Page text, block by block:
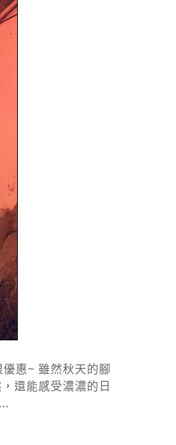
惠~ 雖然秋天的腳
還能感受濃濃的日